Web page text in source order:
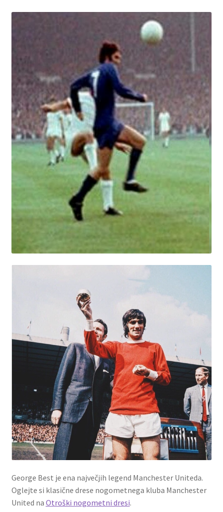
George Best je ena največjih legend Manchester Uniteda.
Oglejte si klasične drese nogometnega kluba Manchester
United na Otroški nogometni dresi.